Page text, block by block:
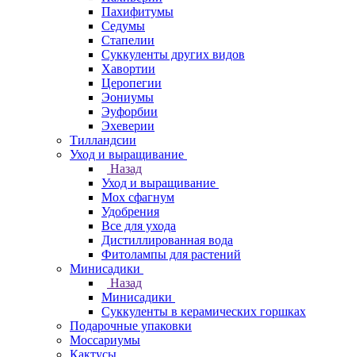
Пахифитумы
Седумы
Стапелии
Суккуленты других видов
Хавортии
Церопегии
Эониумы
Эуфорбии
Эхеверии
Тилландсии
Уход и выращивание
Назад
Уход и выращивание
Мох сфагнум
Удобрения
Все для ухода
Дистиллированная вода
Фитолампы для растений
Минисадики
Назад
Минисадики
Суккуленты в керамических горшках
Подарочные упаковки
Моссариумы
Кактусы